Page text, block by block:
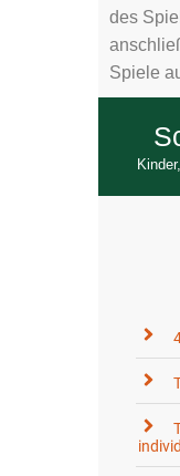
des
Spiele